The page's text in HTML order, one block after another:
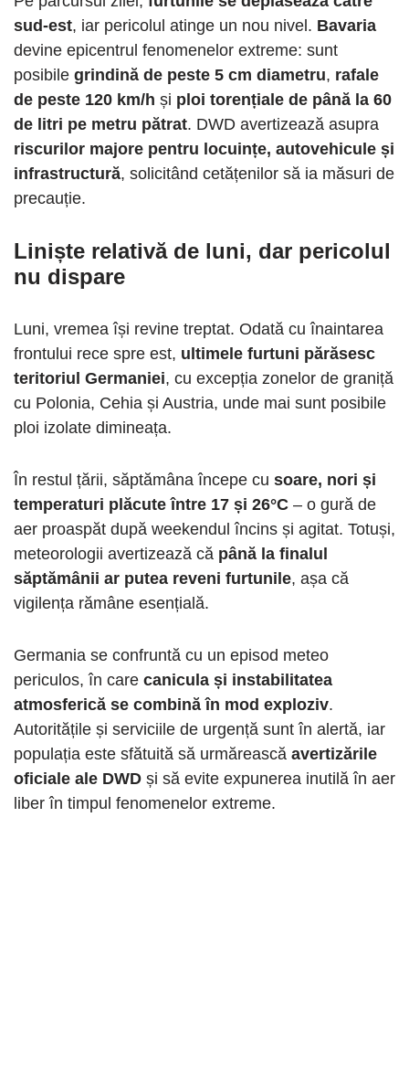
sud-est, iar pericolul atinge un nou nivel. Bavaria
devine epicentrul fenomenelor extreme: sunt
posibile grindină de peste 5 cm diametru, rafale
de peste 120 km/h și ploi torențiale de până la 60
de litri pe metru pătrat. DWD avertizează asupra
riscurilor majore pentru locuințe, autovehicule și
infrastructură, solicitând cetățenilor să ia măsuri de
precauție.
Liniște relativă de luni, dar pericolul
nu dispare
Luni, vremea își revine treptat. Odată cu înaintarea
frontului rece spre est, ultimele furtuni părăsesc
teritoriul Germaniei, cu excepția zonelor de graniță
cu Polonia, Cehia și Austria, unde mai sunt posibile
ploi izolate dimineața.
În restul țării, săptămâna începe cu soare, nori și
temperaturi plăcute între 17 și 26°C – o gură de
aer proaspăt după weekendul încins și agitat. Totuși,
meteorologii avertizează că până la finalul
săptămânii ar putea reveni furtunile, așa că
vigilența rămâne esențială.
Germania se confruntă cu un episod meteo
periculos, în care canicula și instabilitatea
atmosferică se combină în mod exploziv.
Autoritățile și serviciile de urgență sunt în alertă, iar
populația este sfătuită să urmărească avertizările
oficiale ale DWD și să evite expunerea inutilă în aer
liber în timpul fenomenelor extreme.